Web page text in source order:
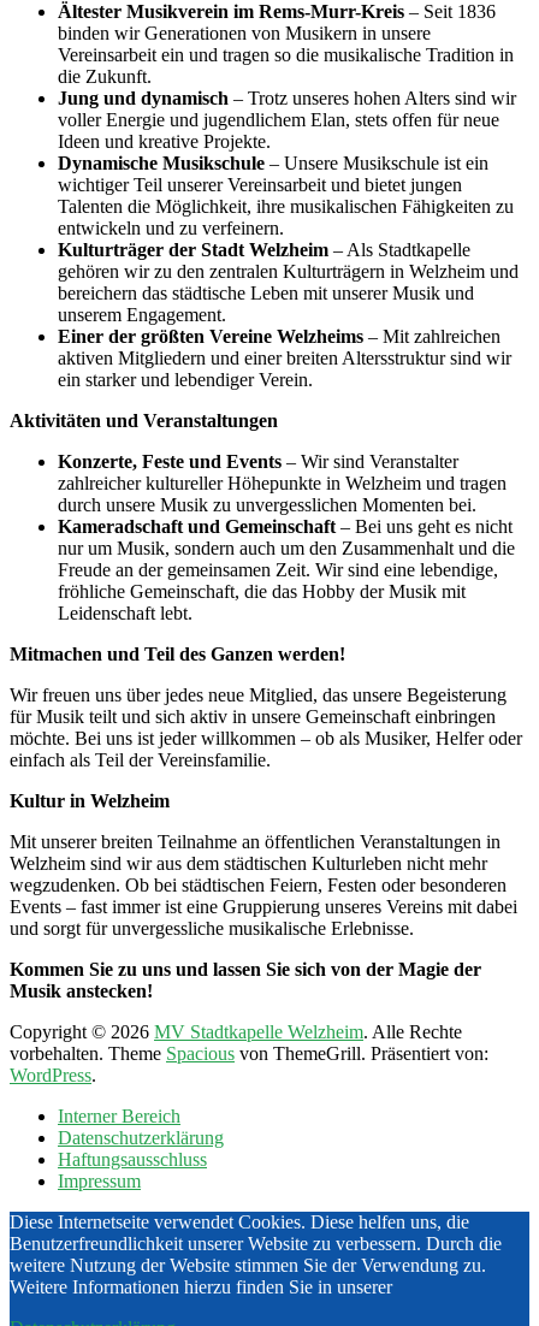
Ältester Musikverein im Rems-Murr-Kreis – Seit 1836
binden wir Generationen von Musikern in unsere
Vereinsarbeit ein und tragen so die musikalische Tradition in
die Zukunft.
Jung und dynamisch – Trotz unseres hohen Alters sind wir
voller Energie und jugendlichem Elan, stets offen für neue
Ideen und kreative Projekte.
Dynamische Musikschule – Unsere Musikschule ist ein
wichtiger Teil unserer Vereinsarbeit und bietet jungen
Talenten die Möglichkeit, ihre musikalischen Fähigkeiten zu
entwickeln und zu verfeinern.
Kulturträger der Stadt Welzheim – Als Stadtkapelle
gehören wir zu den zentralen Kulturträgern in Welzheim und
bereichern das städtische Leben mit unserer Musik und
unserem Engagement.
Einer der größten Vereine Welzheims – Mit zahlreichen
aktiven Mitgliedern und einer breiten Altersstruktur sind wir
ein starker und lebendiger Verein.
Aktivitäten und Veranstaltungen
Konzerte, Feste und Events – Wir sind Veranstalter
zahlreicher kultureller Höhepunkte in Welzheim und tragen
durch unsere Musik zu unvergesslichen Momenten bei.
Kameradschaft und Gemeinschaft – Bei uns geht es nicht
nur um Musik, sondern auch um den Zusammenhalt und die
Freude an der gemeinsamen Zeit. Wir sind eine lebendige,
fröhliche Gemeinschaft, die das Hobby der Musik mit
Leidenschaft lebt.
Mitmachen und Teil des Ganzen werden!
Wir freuen uns über jedes neue Mitglied, das unsere Begeisterung
für Musik teilt und sich aktiv in unsere Gemeinschaft einbringen
möchte. Bei uns ist jeder willkommen – ob als Musiker, Helfer oder
einfach als Teil der Vereinsfamilie.
Kultur in Welzheim
Mit unserer breiten Teilnahme an öffentlichen Veranstaltungen in
Welzheim sind wir aus dem städtischen Kulturleben nicht mehr
wegzudenken. Ob bei städtischen Feiern, Festen oder besonderen
Events – fast immer ist eine Gruppierung unseres Vereins mit dabei
und sorgt für unvergessliche musikalische Erlebnisse.
Kommen Sie zu uns und lassen Sie sich von der Magie der
Musik anstecken!
Copyright © 2026 MV Stadtkapelle Welzheim. Alle Rechte
vorbehalten. Theme Spacious von ThemeGrill. Präsentiert von:
WordPress.
Interner Bereich
Datenschutzerklärung
Haftungsausschluss
Impressum
Diese Internetseite verwendet Cookies. Diese helfen uns, die
Benutzerfreundlichkeit unserer Website zu verbessern. Durch die
weitere Nutzung der Website stimmen Sie der Verwendung zu.
Weitere Informationen hierzu finden Sie in unserer